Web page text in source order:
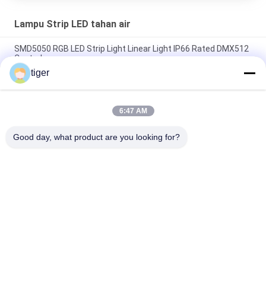
Lampu Strip LED tahan air
SMD5050 RGB LED Strip Light Linear Light IP66 Rated DMX512
Control
IP66 Waterproof LED Strip Light Kontrol DMX512 SMD5050
RGBW LED Linear Light
Kontrol DMX512 Tahan Air RGBW LED Linear Light SMD5050 24
tiger
6:47 AM
Good day, what product are you looking for?